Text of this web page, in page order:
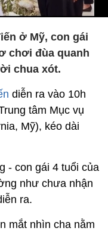
ở Mỹ, con gái
chơi đùa quanh
chua xót.
diễn ra vào 10h
tâm Mục vụ
Mỹ), kéo dài
- con gái 4 tuổi của
như chưa nhận
ra.
mắt nhìn cha nằm